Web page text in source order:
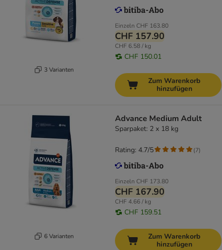
3 Varianten
Einzeln CHF 163.80
CHF 157.90
CHF 6.58 / kg
CHF 150.01
Zum Warenkorb
hinzufügen
6 Varianten
Advance Medium Adult
Sparpaket: 2 x 18 kg
Einzeln CHF 173.80
CHF 167.90
CHF 4.66 / kg
CHF 159.51
Rating: 4.7/5 (7)
Zum Warenkorb
hinzufügen